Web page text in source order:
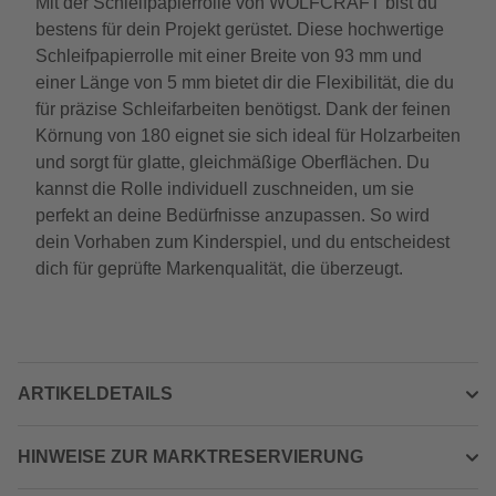
bestens für dein Projekt gerüstet. Diese hochwertige
Schleifpapierrolle mit einer Breite von 93 mm und
einer Länge von 5 mm bietet dir die Flexibilität, die du
für präzise Schleifarbeiten benötigst. Dank der feinen
Körnung von 180 eignet sie sich ideal für Holzarbeiten
und sorgt für glatte, gleichmäßige Oberflächen. Du
kannst die Rolle individuell zuschneiden, um sie
perfekt an deine Bedürfnisse anzupassen. So wird
dein Vorhaben zum Kinderspiel, und du entscheidest
dich für geprüfte Markenqualität, die überzeugt.
ARTIKELDETAILS
HINWEISE ZUR MARKTRESERVIERUNG